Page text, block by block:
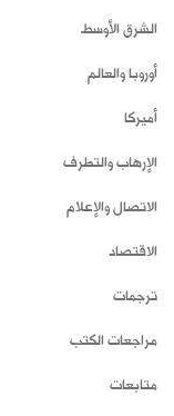
الشرق الأوسط
أوروبا والعالم
أميركا
الإرهاب والتطرف
الاتصال والإعلام
الاقتصاد
ترجمات
مراجعات الكتب
متابعات